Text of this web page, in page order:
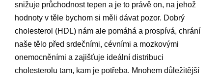
snižuje průchodnost tepen a je to právě on, na jehož
hodnoty v těle bychom si měli dávat pozor. Dobrý
cholesterol (HDL) nám ale pomáhá a prospívá, chrání
naše tělo před srdečními, cévními a mozkovými
onemocněními a zajišťuje ideální distribuci
cholesterolu tam, kam je potřeba. Mnohem důležitější